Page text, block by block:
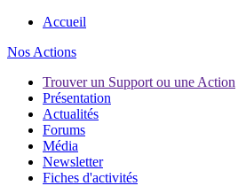
Accueil
Nos Actions
Trouver un Support ou une Action
Présentation
Actualités
Forums
Média
Newsletter
Fiches d'activités